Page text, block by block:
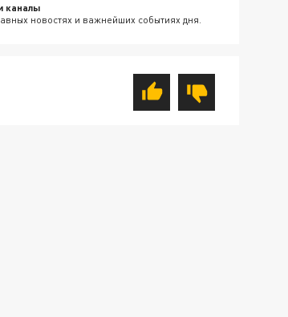
каналы
новостях и важнейших событиях дня.